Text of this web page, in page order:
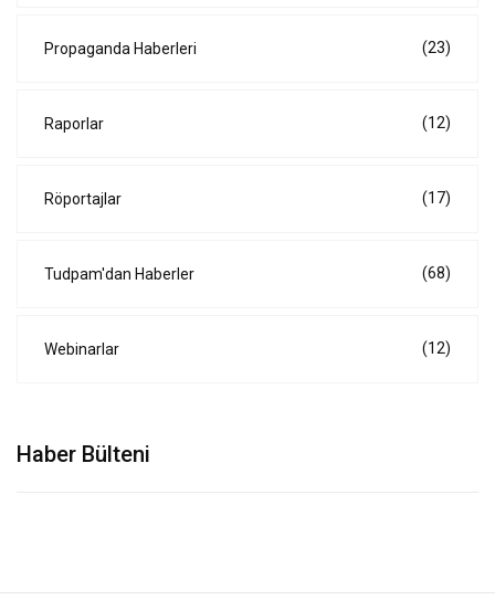
Propaganda Haberleri (23)
Raporlar (12)
Röportajlar (17)
Tudpam'dan Haberler (68)
Webinarlar (12)
Haber Bülteni